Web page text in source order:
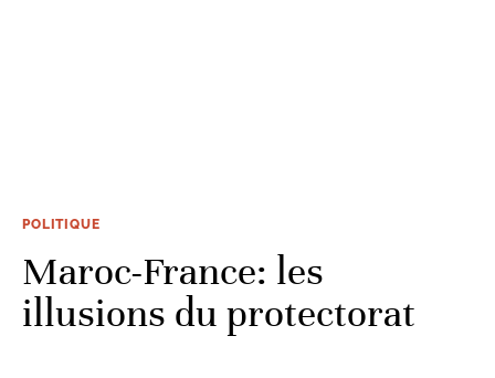
POLITIQUE
Maroc-France: les
illusions du protectorat